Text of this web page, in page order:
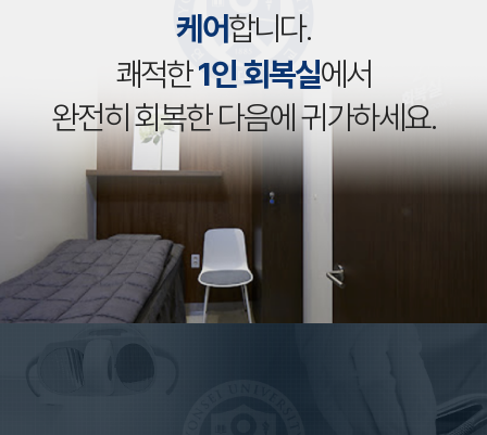
케어합니다.
쾌적한1인 회복실에서
완전히 회복한 다음에 귀가하세요.